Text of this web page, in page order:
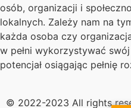
osób, organizacji i
lokalnych. Zależy nam na
każda osoba czy
w pełni wykorzystywać swój
potencjał osiągając pełnię
© 2022-2023 All rights